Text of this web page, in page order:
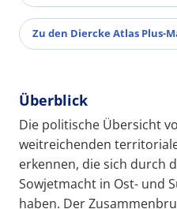
Zu den Diercke Atlas Plus-
Überblick
Die politische Übersicht
weitreichenden
erkennen, die sich durch
Sowjetmacht in Ost- und
haben. Der